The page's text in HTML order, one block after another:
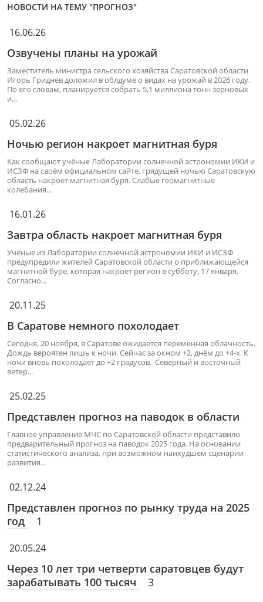
НОВОСТИ НА ТЕМУ "ПРОГНОЗ"
16.06.26
Озвучены планы на урожай
Заместитель министра сельского хозяйства Саратовской области
Игорь Гриднев доложил в облдуме о видах на урожай в 2026 году.
По его словам, планируется собрать 5,1 миллиона тонн зерновых
и...
05.02.26
Ночью регион накроет магнитная буря
Как сообщают учёные Лаборатории солнечной астрономии ИКИ и
ИСЗФ на своём официальном сайте, грядущей ночью Саратовскую
область накроет магнитная буря. Слабые геомагнитные
колебания...
16.01.26
Завтра область накроет магнитная буря
Учёные из Лаборатории солнечной астрономии ИКИ и ИСЗФ
предупредили жителей Саратовской области о приближающейся
магнитной буре, которая накроет регион в субботу, 17 января.
Согласно...
20.11.25
В Саратове немного похолодает
Сегодня, 20 ноября, в Саратове ожидается переменная облачность.
Дождь вероятен лишь к ночи. Сейчас за окном +2, днём до +4-х. К
ночи вновь похолодает до +2 градусов. Северный и восточный
ветер...
25.02.25
Представлен прогноз на паводок в области
Главное управление МЧС по Саратовской области представило
предварительный прогноз на паводок 2025 года. На основании
статистического анализа, при возможном наихудшем сценарии
развития...
02.12.24
Представлен прогноз по рынку труда на 2025
год
1
20.05.24
Через 10 лет три четверти саратовцев будут
зарабатывать 100 тысяч
3